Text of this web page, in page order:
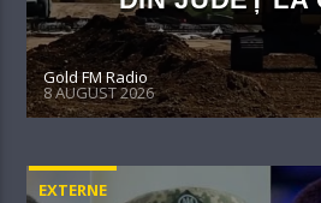
Gold FM Radio
8 AUGUST 2026
EXTERNE